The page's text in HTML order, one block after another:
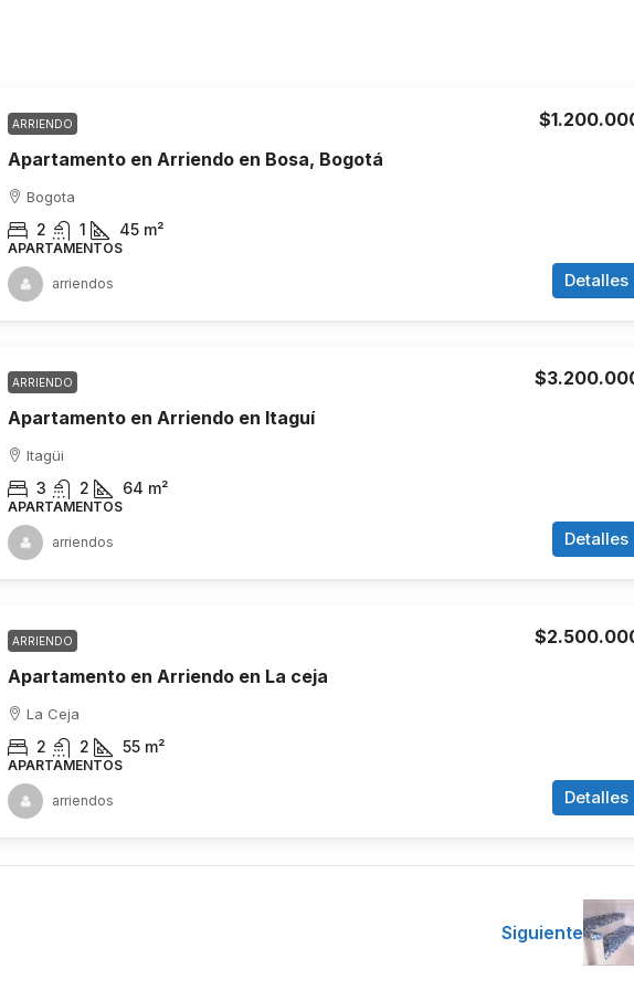
ARRIENDO
Apartamento en Arriendo en Bosa, Bogotá
Bogota
2 1 45 m²
APARTAMENTOS
Detalles
arriendos
ARRIENDO
Apartamento en Arriendo en Itaguí
Itagüi
3 2 64 m²
APARTAMENTOS
Detalles
arriendos
ARRIENDO
Apartamento en Arriendo en La ceja
La Ceja
2 2 55 m²
APARTAMENTOS
Detalles
arriendos
Siguiente